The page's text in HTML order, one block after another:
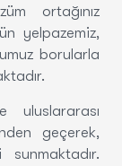
ortağınız
yelpazemiz,
borularla
geçerek,